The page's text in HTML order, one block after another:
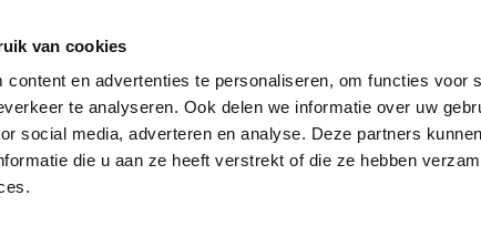
van cookies
content en advertenties te personaliseren, om functies voor
te analyseren. Ook delen we informatie over uw
social media, adverteren en analyse. Deze partners
die u aan ze heeft verstrekt of die ze hebben